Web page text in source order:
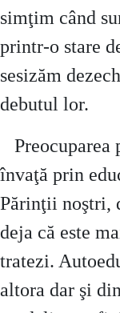
simţim când
printr-o stare
sesizăm
debutul lor.
Preocuparea
învaţă prin
Părinţii noştri,
deja că este
tratezi.
altora dar şi